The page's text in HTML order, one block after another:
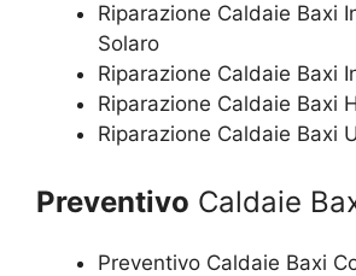
Riparazione Caldaie Baxi
Solaro
Riparazione Caldaie Baxi
Riparazione Caldaie Baxi
Riparazione Caldaie Baxi
Preventivo Caldaie
Preventivo Caldaie Baxi